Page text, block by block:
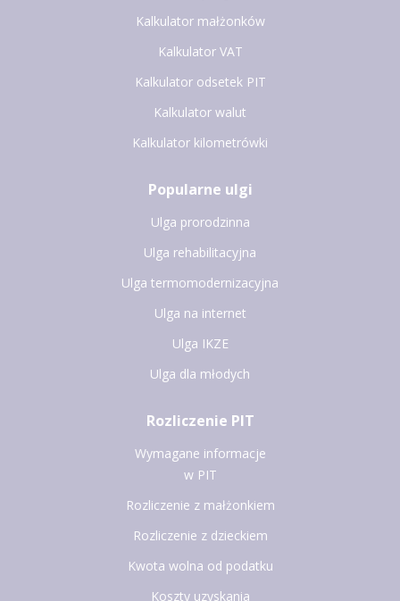
Kalkulator małżonków
Kalkulator VAT
Kalkulator odsetek PIT
Kalkulator walut
Kalkulator kilometrówki
Popularne ulgi
Ulga prorodzinna
Ulga rehabilitacyjna
Ulga termomodernizacyjna
Ulga na internet
Ulga IKZE
Ulga dla młodych
Rozliczenie PIT
Wymagane informacje
w PIT
Rozliczenie z małżonkiem
Rozliczenie z dzieckiem
Kwota wolna od podatku
Koszty uzyskania